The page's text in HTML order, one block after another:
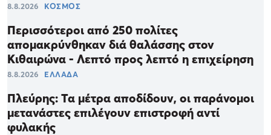
8.8.2026 ΚΟΣΜΟΣ
Περισσότεροι από 250 πολίτες
απομακρύνθηκαν διά θαλάσσης στον
Κιθαιρώνα - Λεπτό προς λεπτό η επιχείρηση
8.8.2026 ΕΛΛΑΔΑ
Πλεύρης: Τα μέτρα αποδίδουν, οι παράνομοι
μετανάστες επιλέγουν επιστροφή αντί
φυλακής